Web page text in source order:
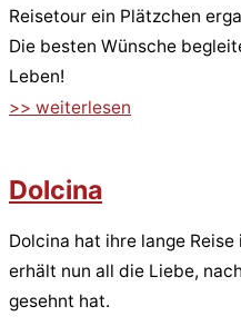
Reisetour ein Plätzchen
Die besten Wünsche
Leben!
>> weiterlesen
Dolcina
Dolcina hat ihre lange
erhält nun all die Liebe,
gesehnt hat.